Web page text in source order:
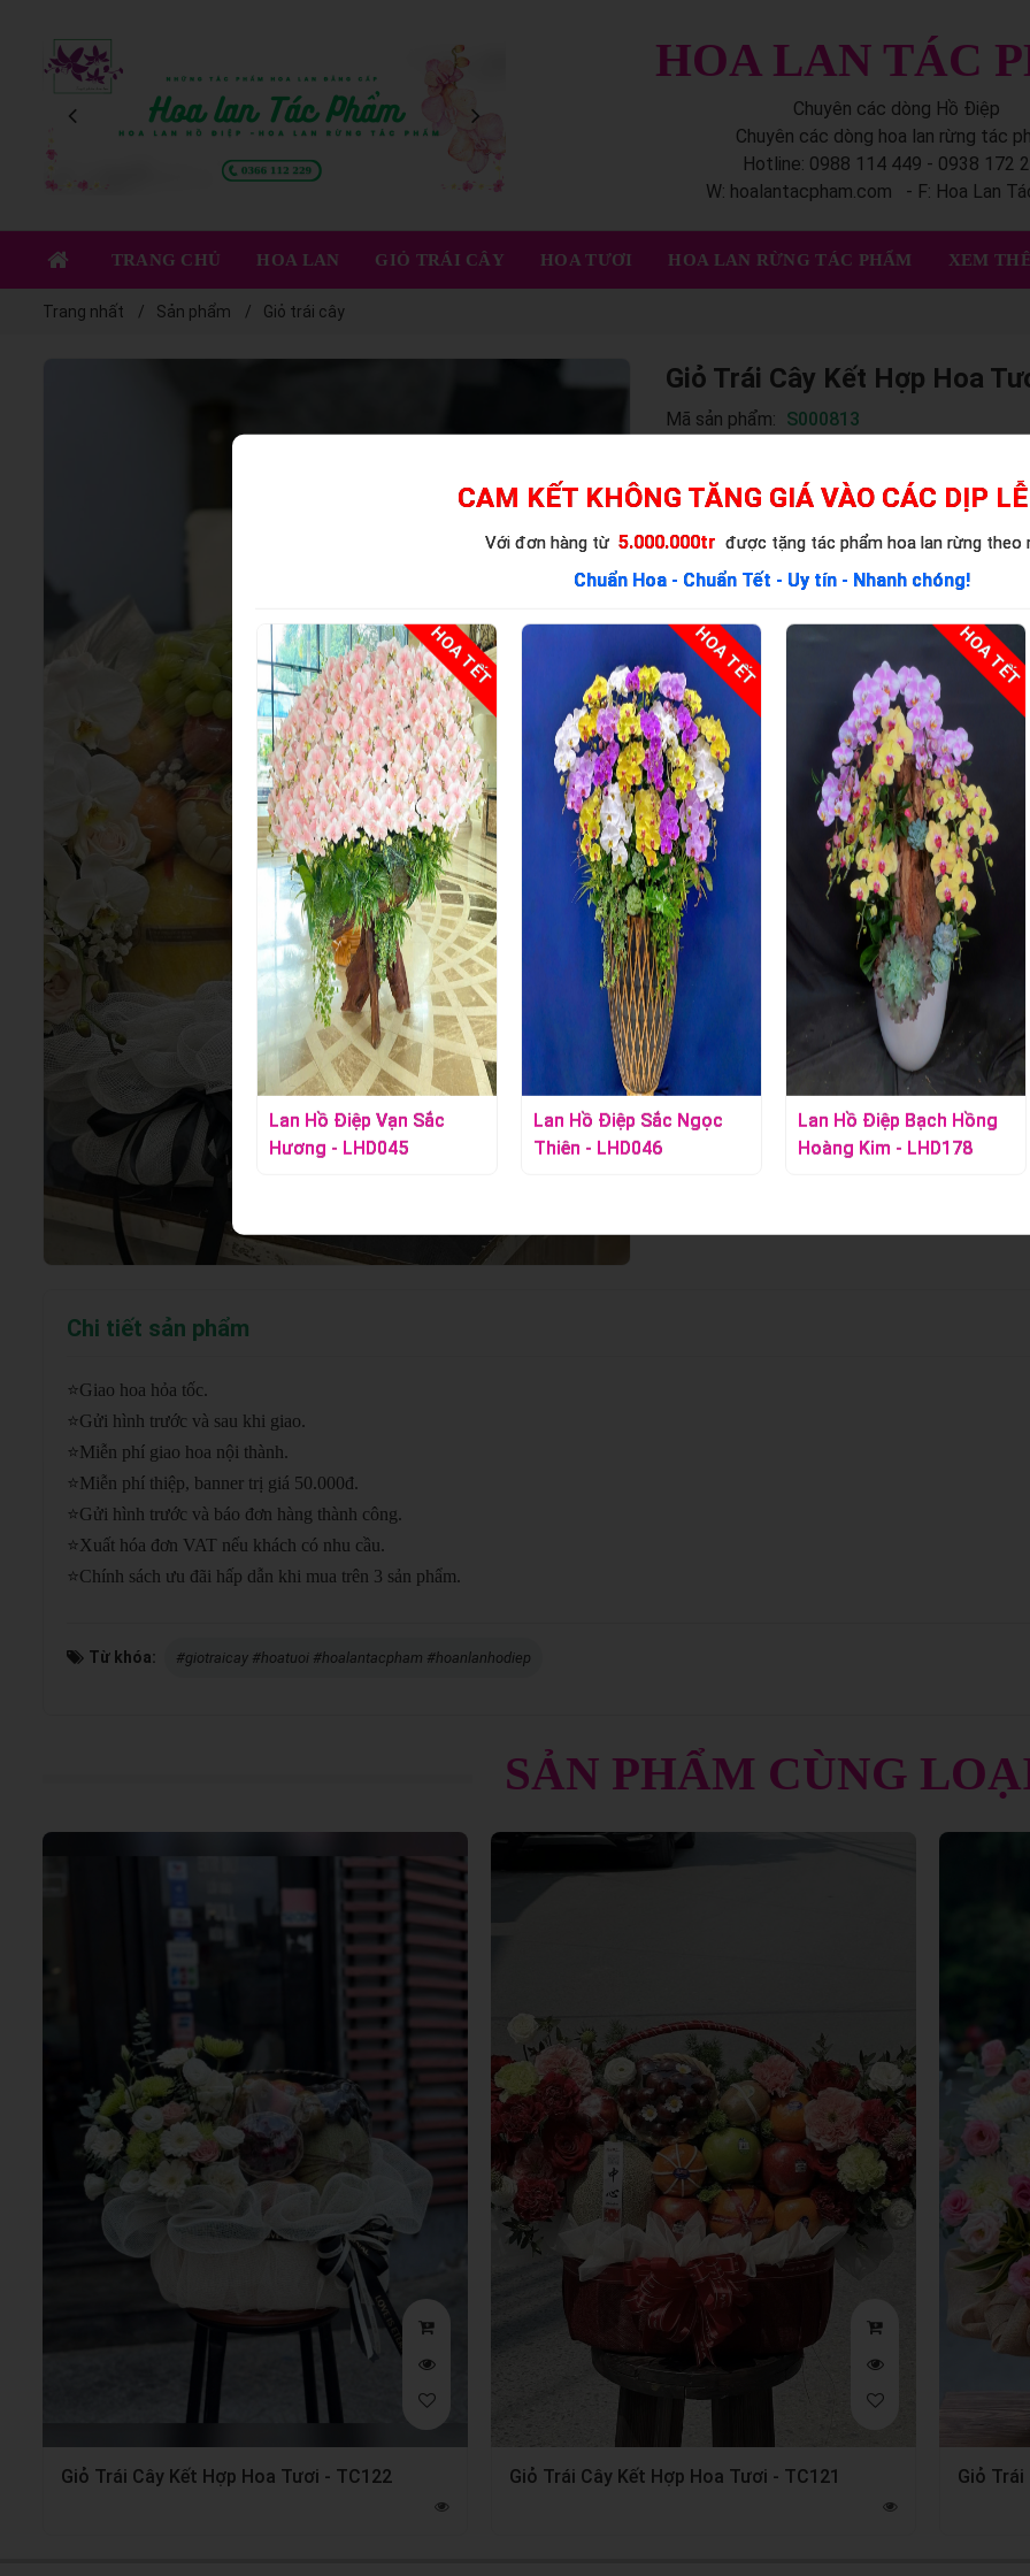
XEM NGAY
HOA LAN TÁC
Chuyên các dòng Hồ Điệp
Chuyên các dòng hoa lan rừng tác
Hotline: 0988 114 449 - 0938 172
W: hoalantacpham.com - F: Hoa Lan
TRANG CHỦ HOA LAN GIỎ TRÁI CÂY HOA TƯƠI HOA LAN RỪNG TÁC PHẨM XEM
Trang nhất Sản phẩm Giỏ trái cây
Giỏ Trái Cây Kết Hợp Hoa
Mã sản phẩm: S000813
Giỏ trái cây kết hợp hoa tươi là món quà vừa
chọn chất lượng. Phù hợp cho nhiều dịp, món
người nhận
Chi tiết sản phẩm
⭐Giao hoa hỏa tốc.
⭐Gửi hình trước và sau khi giao.
⭐Miễn phí giao hoa nội thành.
⭐Miễn phí thiệp, banner trị giá 50.000đ.
⭐Gửi hình trước và báo đơn hàng thành công.
⭐Xuất hóa đơn VAT nếu khách có nhu cầu.
⭐Chính sách ưu đãi hấp dẫn khi mua trên 3 sản phẩm.
Từ khóa: #giotraicay #hoatuoi #hoalantacpham #hoanlanhodiep
SẢN PHẨM CÙNG
Giỏ Trái Cây Kết Hợp Hoa Tươi - TC122 Giỏ Trái Cây Kết Hợp Hoa Tươi - TC121 Giỏ Trái
CAM KẾT KHÔNG TĂNG GIÁ VÀO CÁC DỊP
Với đơn hàng từ 5.000.000tr được tặng tác phẩm hoa lan rừng theo
Chuẩn Hoa - Chuẩn Tết - Uy tín - Nhanh chóng!
Lan Hồ Điệp Huyền Ngọc
HOA TẾT
Lan Hồ Điệp Vạn Sắc
Hương - LHD045
HOA TẾT
Lan Hồ Điệp Sắc Ngọc
Thiên - LHD046
HOA TẾT
Lan Hồ Điệp Bạch Hồng
Hoàng Kim - LHD178
HOA TẾT